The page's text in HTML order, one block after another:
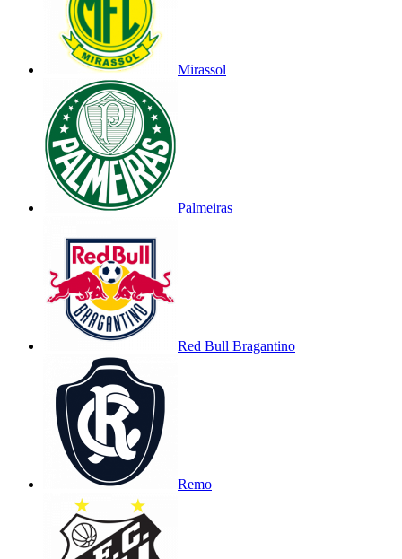
Mirassol
Palmeiras
Red Bull Bragantino
Remo